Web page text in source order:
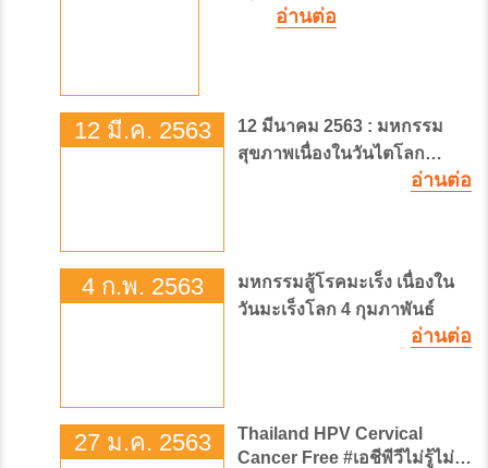
อ่านต่อ
12 มี.ค. 2563
12 มีนาคม 2563 : มหกรรม
สุขภาพเนื่องในวันไตโลก
อ่านต่อ
4 ก.พ. 2563
มหกรรมสู้โรคมะเร็ง เนื่องใน
วันมะเร็งโลก 4 กุมภาพันธ์
อ่านต่อ
27 ม.ค. 2563
Thailand HPV Cervical
Cancer Free #เอชีพีวีไม่รู้ไม่